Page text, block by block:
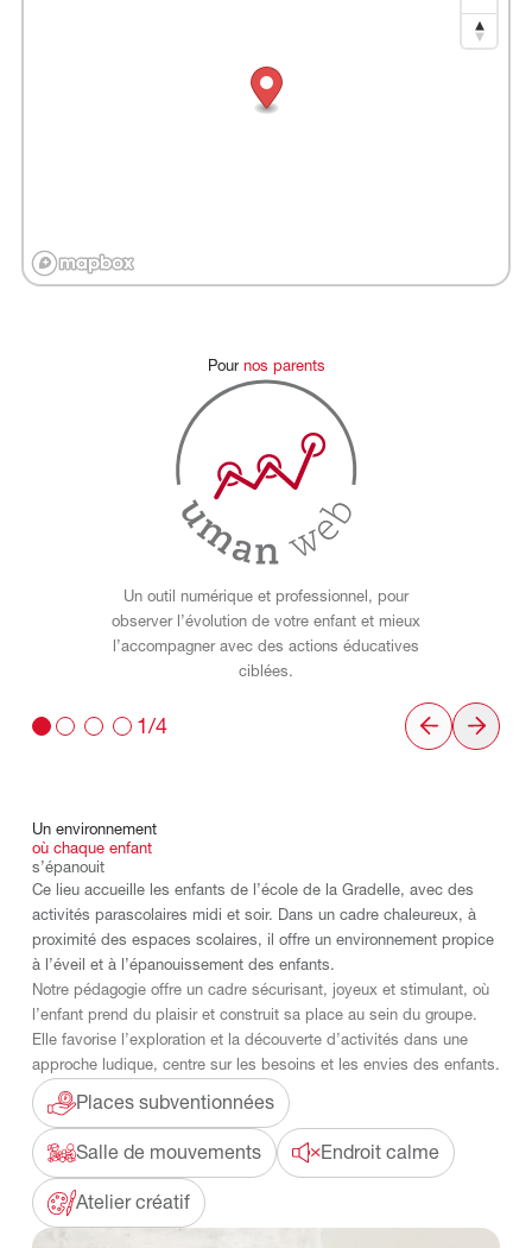
Pour nos parents
Un outil numérique et professionnel, pour
observer l’évolution de votre enfant et mieux
l’accompagner avec des actions éducatives
ciblées.
1/4
Un environnement
où chaque enfant
s’épanouit
Ce lieu accueille les enfants de l’école de la Gradelle, avec des
activités parascolaires midi et soir. Dans un cadre chaleureux, à
proximité des espaces scolaires, il offre un environnement propice
à l’éveil et à l’épanouissement des enfants.
Notre pédagogie offre un cadre sécurisant, joyeux et stimulant, où
l’enfant prend du plaisir et construit sa place au sein du groupe.
Elle favorise l’exploration et la découverte d’activités dans une
approche ludique, centre sur les besoins et les envies des enfants.
Places subventionnées
Salle de mouvements Endroit calme
Atelier créatif